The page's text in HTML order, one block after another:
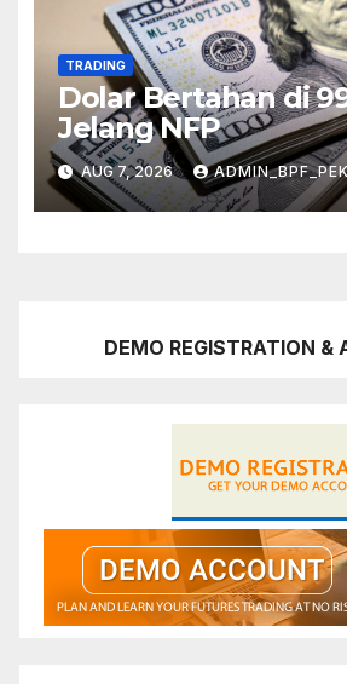
TRADING
Dolar Bertahan di
Jelang NFP
AUG 7, 2026
DEMO REGISTRATION &